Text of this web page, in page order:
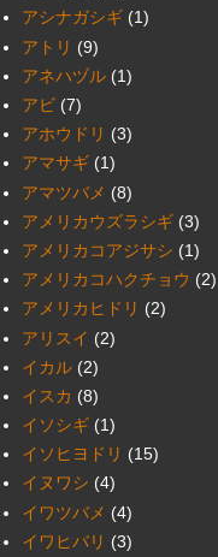
アシナガシギ (1)
アトリ (9)
アネハヅル (1)
アビ (7)
アホウドリ (3)
アマサギ (1)
アマツバメ (8)
アメリカウズラシギ (3)
アメリカコアジサシ (1)
アメリカコハクチョウ (2)
アメリカヒドリ (2)
アリスイ (2)
イカル (2)
イスカ (8)
イソシギ (1)
イソヒヨドリ (15)
イヌワシ (4)
イワツバメ (4)
イワヒバリ (3)